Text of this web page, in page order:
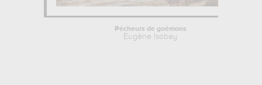
Pécheurs de goémons
Eugène Isabey